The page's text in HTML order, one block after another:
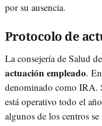
por su ausencia.
Protocolo de
La consejería de Salud
actuación empleado.
denominado como IRA.
está operativo todo el
algunos de los centros